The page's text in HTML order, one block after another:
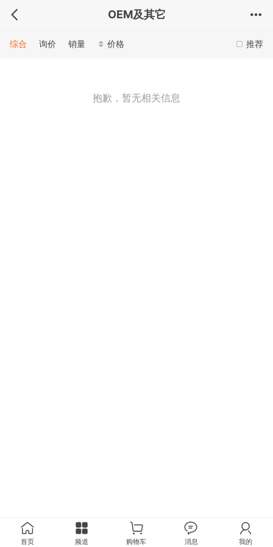
OEM及其它
推荐
综合 询价 销量 价格
抱歉，暂无相关信息
首页 频道 购物车 消息 我的